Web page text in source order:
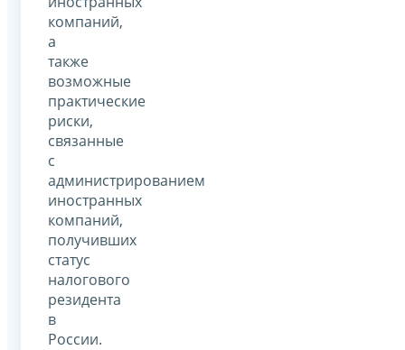
компаний,
а
также
возможные
практические
риски,
связанные
с
администрированием
иностранных
компаний,
получивших
статус
налогового
резидента
в
России.